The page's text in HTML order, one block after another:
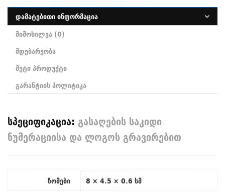
დამატებითი ინფორმაცია
მიმოხილვა (0)
მდებარეობა
მეტი პროდუქტი
გარანტიის პოლიტიკა
სპეციფიკაცია: გასაღების საკიდი
ნუმერაციისა და ლოგოს გრავირებით
ზომები 8 × 4.5 × 0.6 სმ